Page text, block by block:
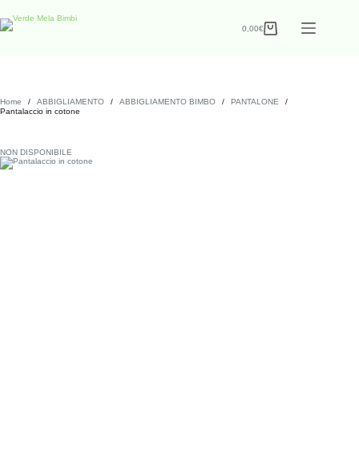
0,00€
Home / ABBIGLIAMENTO / ABBIGLIAMENTO BIMBO / PANTALONE
/
Pantalaccio in cotone
NON DISPONIBILE